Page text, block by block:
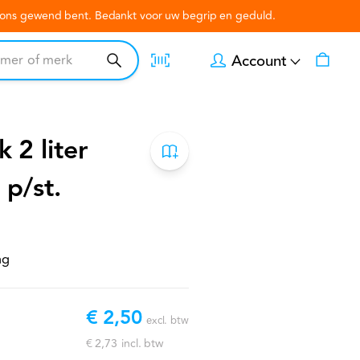
gewend bent. Bedankt voor uw begrip en geduld.
Account
2 liter
p/st.
€ 2,50 excl. btw
€ 2,73 incl. btw